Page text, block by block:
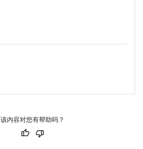
该内容对您有帮助吗？